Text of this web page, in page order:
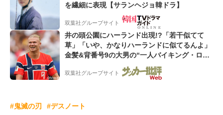
を繊細に表現【サランヘジョ韓ドラ】
双葉社グループサイト
井の頭公園にハーランド出現!?「若干似てて
草」「いや、かなりハーランドに似てるんよ」
金髪&背番号9の大男の“一人バイキング・ロ
ー”映像が話題!「元気をもらった」
双葉社グループサイト
#鬼滅の刃 #デスノート